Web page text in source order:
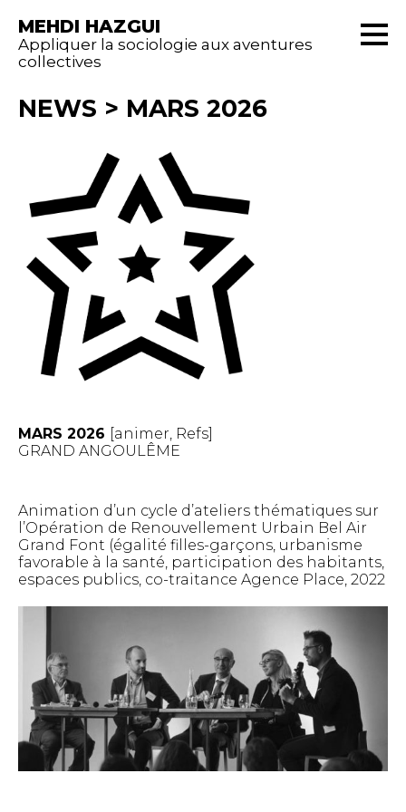
MEHDI HAZGUI
Appliquer la sociologie aux aventures
collectives
NEWS > MARS 2026
MARS 2026 [animer, Refs]
GRAND ANGOULÊME
Animation d’un cycle d’ateliers thématiques sur
l’Opération de Renouvellement Urbain Bel Air
Grand Font (égalité filles-garçons, urbanisme
favorable à la santé, participation des habitants,
espaces publics, co-traitance Agence Place, 2022